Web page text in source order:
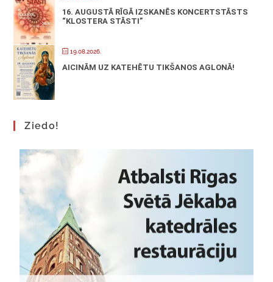
16. AUGUSTĀ RĪGĀ IZSKANĒS KONCERTSTĀSTS
“KLOSTERA STĀSTI”
19.08.2026.
AICINĀM UZ KATEHĒTU TIKŠANOS AGLONĀ!
Ziedo!